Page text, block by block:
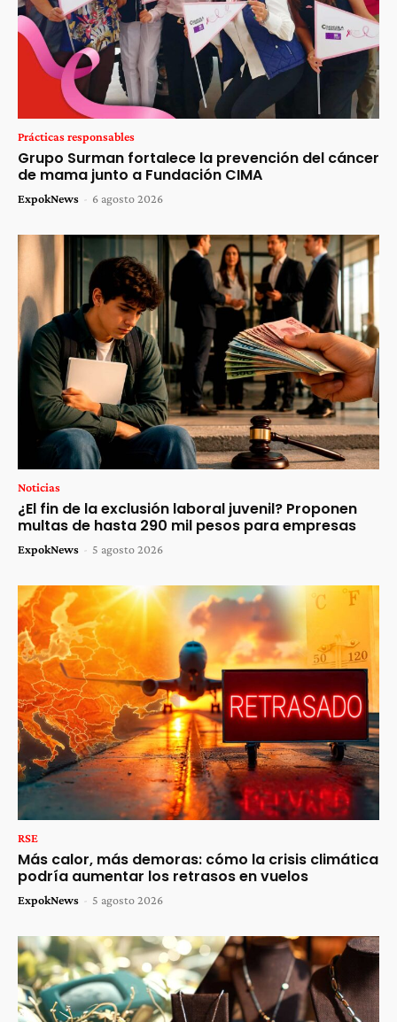
Prácticas responsables
Grupo Surman fortalece la prevención del cáncer
de mama junto a Fundación CIMA
ExpokNews - 6 agosto 2026
Noticias
¿El fin de la exclusión laboral juvenil? Proponen
multas de hasta 290 mil pesos para empresas
ExpokNews - 5 agosto 2026
RSE
Más calor, más demoras: cómo la crisis climática
podría aumentar los retrasos en vuelos
ExpokNews - 5 agosto 2026